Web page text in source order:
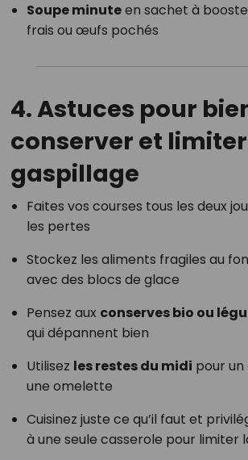
Soupe minuteen sachet à
frais ou œufs pochés
4. Astuces pour
conserver et
gaspillage
Faites vos courses tous les deux
les pertes
Stockez les aliments fragiles au
avec des blocs de glace
Pensez aux conserves bio ou
qui dépannent bien
Utilisez les restes du midi pour
une omelette
Cuisinez juste ce qu’il faut et
à une seule casserole pour limiter